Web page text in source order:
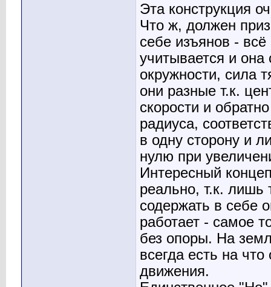
Эта конструкция
Что ж, должен
себе изъянов -
учитывается и
окружности, сила
они разные т.к.
скорости и
радиуса,
в одну сторону и
нулю при
Интересный
реально, т.к. лишь
содержать в себе
работает - самое
без опоры. На
всегда есть на что
движения.